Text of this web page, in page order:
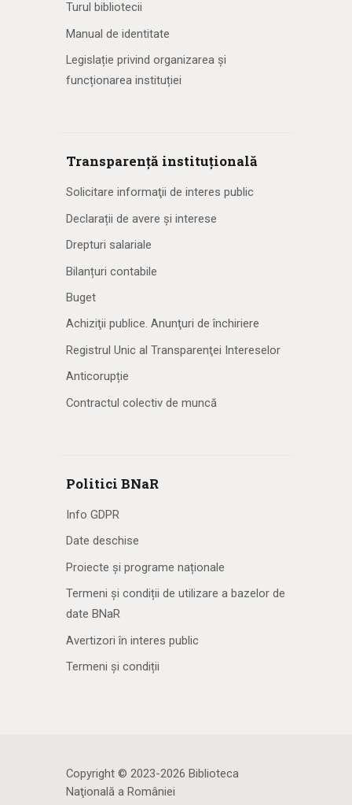
Turul bibliotecii
Manual de identitate
Legislație privind organizarea și
funcționarea instituției
Transparență instituțională
Solicitare informaţii de interes public
Declarații de avere și interese
Drepturi salariale
Bilanțuri contabile
Buget
Achiziţii publice. Anunţuri de închiriere
Registrul Unic al Transparenţei Intereselor
Anticorupție
Contractul colectiv de muncă
Politici BNaR
Info GDPR
Date deschise
Proiecte și programe naționale
Termeni și condiții de utilizare a bazelor de
date BNaR
Avertizori în interes public
Termeni și condiții
Copyright © 2023-2026 Biblioteca
Naţională a României